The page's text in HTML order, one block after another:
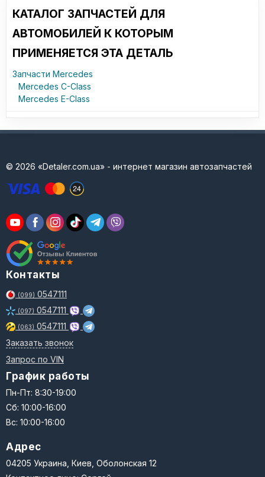
КАТАЛОГ ЗАПЧАСТЕЙ ДЛЯ
АВТОМОБИЛЕЙ К КОТОРЫМ
ПРИМЕНЯЕТСЯ ЭТА ДЕТАЛЬ
Запчасти Mercedes
Mercedes C-Class
Mercedes E-Class
© 2026 «Detaler.com.ua» - интернет магазин автозапчастей
Контакты
(099) 0547111
(097) 0547111
(063) 0547111
Заказать звонок
Запрос по VIN
График работы
Пн-Пт: 8:30-19:00
Сб: 10:00-16:00
Вс: 10:00-16:00
Адрес
04205 Украина, Киев, Оболонская 12